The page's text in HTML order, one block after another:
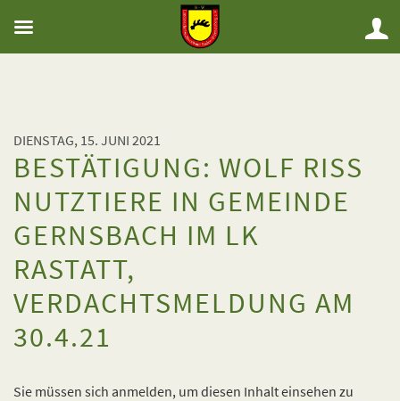
DIENSTAG, 15. JUNI 2021
BESTÄTIGUNG: WOLF RISS
NUTZTIERE IN GEMEINDE
GERNSBACH IM LK
RASTATT,
VERDACHTSMELDUNG AM
30.4.21
Sie müssen sich anmelden, um diesen Inhalt einsehen zu